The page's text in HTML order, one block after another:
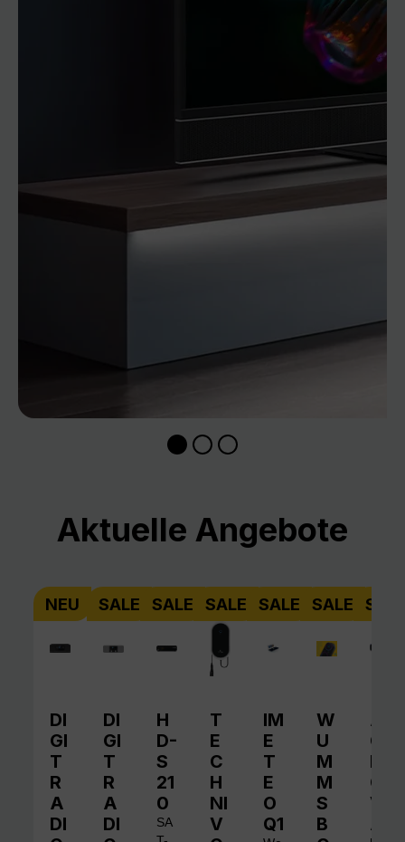
Produktgalerie überspringen
Aktuelle Angebote
NEU
DI
GI
T
R
A
DI
SALE
DI
GI
T
R
A
DI
SALE
H
D-
S
21
0
SA
SALE
T
E
C
H
NI
V
SALE
IM
E
T
E
O
Q1
SALE
W
U
M
M
S
B
A
QI
N
O
V
A